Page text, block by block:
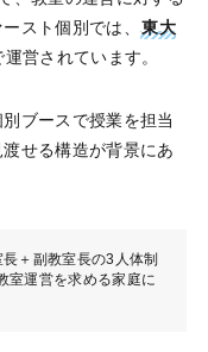
スト個別では、東大
営されています。
ブースで授業を担当
せる構造が背景にあ
＋副教室長の3人体制
室運営を求める家庭に